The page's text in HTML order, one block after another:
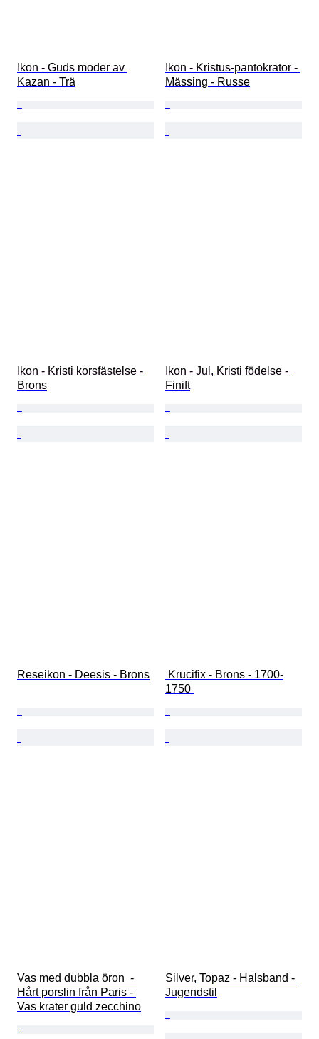
Ikon - Guds moder av
Kazan - Trä
Ikon - Kristus-pantokrator -
Mässing - Russe
Ikon - Kristi korsfästelse -
Brons
Ikon - Jul, Kristi födelse -
Finift
Reseikon - Deesis - Brons
1750
Vas med dubbla öron  -
Hårt porslin från Paris -
Vas krater guld zecchino
Silver, Topaz - Halsband -
Jugendstil